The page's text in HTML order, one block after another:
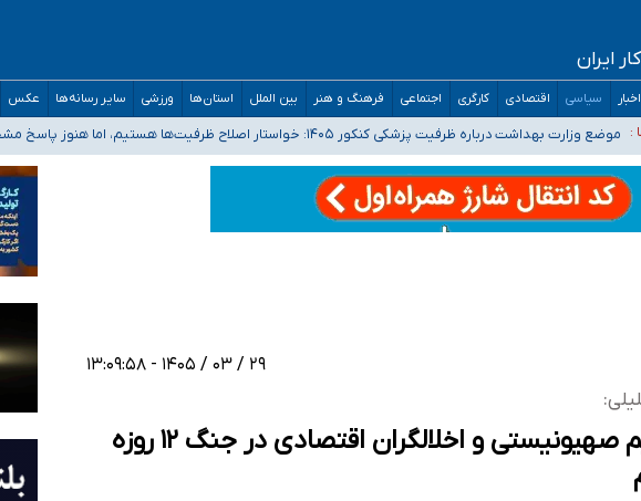
ایران
سیاسی اقتصادی کارگری اجتماعی فرهنگ و هنر بین الملل استان‌ها ورزشی سایر رسانه‌ها عکس
:
موضع وزارت بهداشت درباره ظرفیت پزشکی کنکور ۱۴۰۵: خواستار اصلاح ظرفیت‌ها هستیم، اما هنوز پاسخ مشخصی نگرفته‌ایم
تعویق آزمون ورودی دکترای تخصصی فرماندهی صحنه عملیات و دکترای تخصصی جغرافیای نظامی دافوس آجا
راویان حقیقت با دغدغه نان، مسکن و بیمه
شیوع عفونت‌های تنفسی در کشور/ خوزستان و کرمان بالاتر از آستانه هشدار
۲۹ / ۰۳ / ۱۴۰۵ - ۱۳:۰۹:۵۸
با عوامل مرتبط با رژیم صهیونیستی و اخلالگران اقتصادی در جنگ ۱۲ روزه